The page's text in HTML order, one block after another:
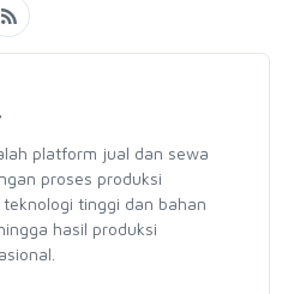
platform jual dan sewa
proses produksi
tinggi dan bahan
hasil produksi